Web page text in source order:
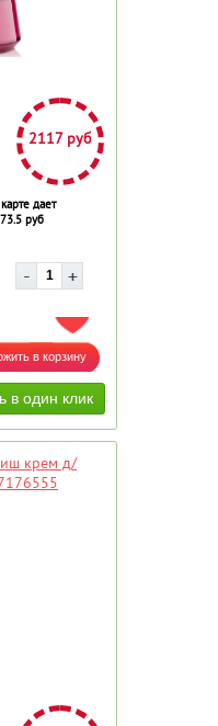
2117 руб
дает
руб
ДОБАВИТЬ В ИЗБРАННОЕ
крем д/